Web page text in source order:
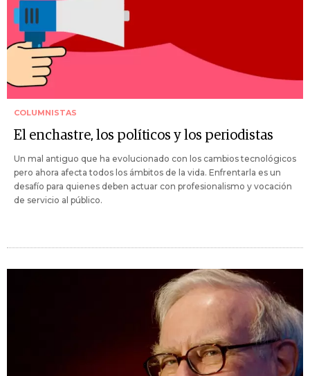
COLUMNISTAS
El enchastre, los políticos y los periodistas
Un mal antiguo que ha evolucionado con los cambios tecnológicos
pero ahora afecta todos los ámbitos de la vida. Enfrentarla es un
desafío para quienes deben actuar con profesionalismo y vocación
de servicio al público.